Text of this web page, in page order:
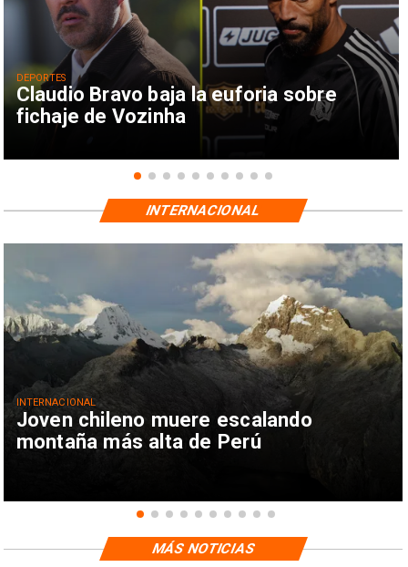
Claudio Bravo baja la euforia sobre
fichaje de Vozinha
DEPORTES
Joven chileno muere escalando
montaña más alta de Perú
INTERNACIONAL
INTERNACIONAL
MÁS NOTICIAS